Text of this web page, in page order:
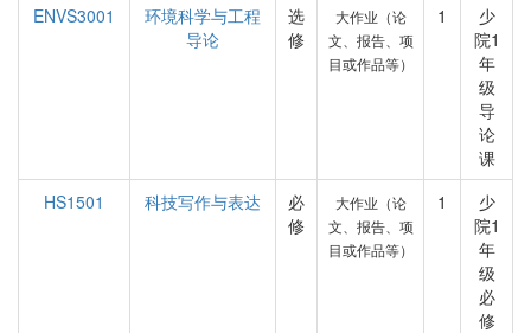
ENVS3001
环境科学与工程
导论
选
修
大作业（论
文、报告、项
目或作品等）
1
少
院1
年
级
导
论
课
HS1501
科技写作与表达
必
修
大作业（论
文、报告、项
目或作品等）
1
少
院1
年
级
必
修